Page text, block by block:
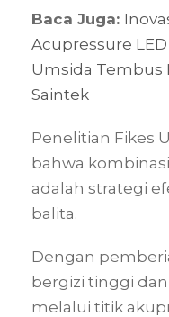
Baca Juga:
Acupressure
Umsida Tembus
Saintek
Penelitian Fikes
bahwa
adalah strategi
balita.
Dengan
bergizi tinggi
melalui titik